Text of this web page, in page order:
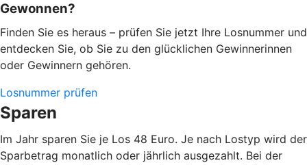
Gewonnen?
Finden Sie es heraus – prüfen Sie jetzt Ihre Losnummer und
entdecken Sie, ob Sie zu den glücklichen Gewinnerinnen
oder Gewinnern gehören.
Losnummer prüfen
Sparen
Im Jahr sparen Sie je Los 48 Euro. Je nach Lostyp wird der
Sparbetrag monatlich oder jährlich ausgezahlt. Bei der